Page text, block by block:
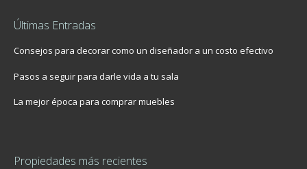
Últimas Entradas
Consejos para decorar como un diseñador a un costo efectivo
Pasos a seguir para darle vida a tu sala
La mejor época para comprar muebles
Propiedades más recientes